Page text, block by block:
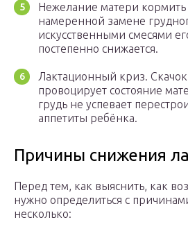
Нежелание матери
намеренной замене
искусственными смесями
постепенно снижается.
Лактационный криз.
провоцирует состояние
грудь не успевает
аппетиты ребёнка.
Причины снижения
Перед тем, как выяснить, как
нужно определиться с
несколько: